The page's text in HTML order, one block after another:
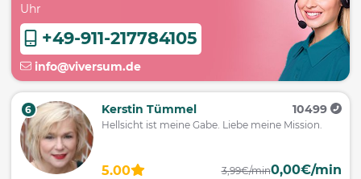
Uhr
+49-911-217784105
info@viversum.de
6 Kerstin Tümmel 10499
Hellsicht ist meine Gabe. Liebe meine Mission.
5.00 3,99€/min0,00€/min